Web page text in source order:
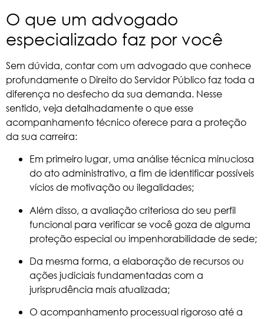
O que um advogado
especializado faz por você
Sem dúvida, contar com um advogado que conhece
profundamente o Direito do Servidor Público faz toda a
diferença no desfecho da sua demanda. Nesse
sentido, veja detalhadamente o que esse
acompanhamento técnico oferece para a proteção
da sua carreira:
Em primeiro lugar, uma análise técnica minuciosa
do ato administrativo, a fim de identificar possíveis
vícios de motivação ou ilegalidades;
Além disso, a avaliação criteriosa do seu perfil
funcional para verificar se você goza de alguma
proteção especial ou impenhorabilidade de sede;
Da mesma forma, a elaboração de recursos ou
ações judiciais fundamentadas com a
jurisprudência mais atualizada;
O acompanhamento processual rigoroso até a